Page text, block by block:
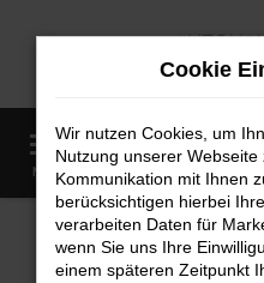
Zum
MENÜ
Startseite Fahrzeugangebote
Cookie
Wir nutzen Cookies, um
Nutzung unserer
Kommunikation mit Ihnen
berücksichtigen hierbei
verarbeiten Daten für
wenn Sie uns Ihre
einem späteren Zeitpunkt